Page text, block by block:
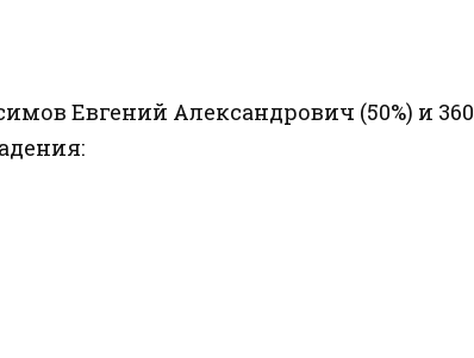
Евгений Александрович (50%) и 360